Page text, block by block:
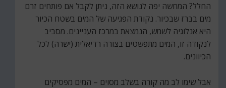
החלל? המחשה יפה לנושא הזה, ניתן לקבל אם פותחים זרם
מים בברז שבכיור. נקודת הפגיעה של המים בשטח הכיור
היא אנלוגיה לשמש, הנמצאת במרכז העניינים. מסביב
לנקודה זו, המים מתפשטים בצורה רדיאלית (ישרה) לכל
הכיוונים.
אבל שימו לב מה קורה בשלב מסוים – המים מפסיקים